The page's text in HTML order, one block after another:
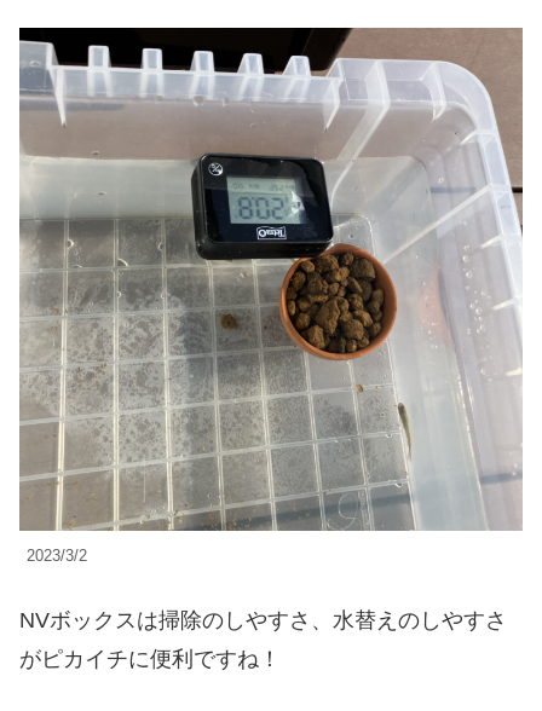
2023/3/2
NVボックスは掃除のしやすさ、水替えのしやすさ
がピカイチに便利ですね！